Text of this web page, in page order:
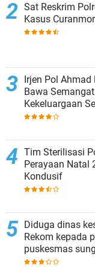
Sat Reskrim
Kasus Curanmor
Irjen Pol
Bawa
Kekeluargaan
Tim Sterilisasi
Perayaan Natal
Kondusif
Diduga dinas
Rekom kepada peserta PPPK ilegal dari
puskesmas